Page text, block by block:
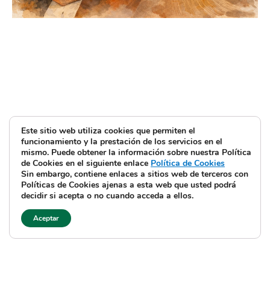
Este sitio web utiliza cookies que permiten el
funcionamiento y la prestación de los servicios en el
mismo. Puede obtener la información sobre nuestra Política
de Cookies en el siguiente enlace Política de Cookies
Sin embargo, contiene enlaces a sitios web de terceros con
Políticas de Cookies ajenas a esta web que usted podrá
decidir si acepta o no cuando acceda a ellos.
Aceptar